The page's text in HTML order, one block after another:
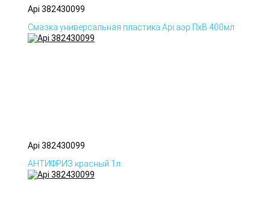
Api 382430099
Смазка универсальная пластика Api аэр ПхВ 400мл
Api 382430099
АНТИФРИЗ красный 1л.